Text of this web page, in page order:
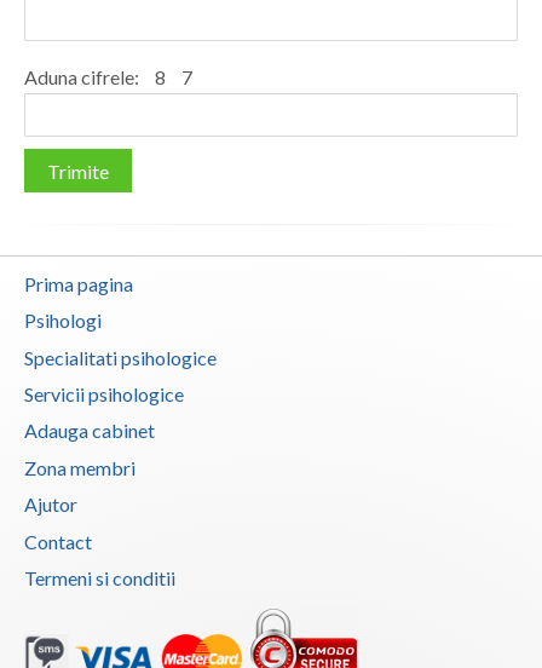
Olt
Salaj
Satu-Mare
Suceava
Teleorman
Tulcea
Aduna cifrele: 8 7
Trimite
Prima pagina
Psihologi
Specialitati psihologice
Servicii psihologice
Adauga cabinet
Zona membri
Ajutor
Contact
Termeni si conditii